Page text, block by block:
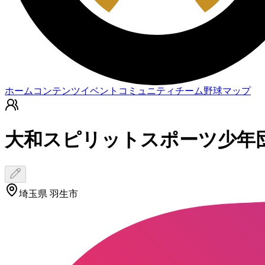
ホーム コンテンツイベント コミュニティチーム野球マップ
大和スピリットスポーツ少年
埼玉県 羽生市